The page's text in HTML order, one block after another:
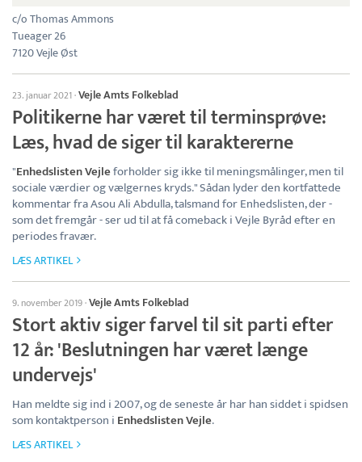
c/o Thomas Ammons
Tueager 26
7120 Vejle Øst
23. januar 2021·Vejle Amts Folkeblad
Politikerne har været til terminsprøve:
Læs, hvad de siger til karaktererne
"Enhedslisten Vejleforholder sig ikke til meningsmålinger, men til
sociale værdier og vælgernes kryds." Sådan lyder den kortfattede
kommentar fra Asou Ali Abdulla, talsmand for Enhedslisten, der -
som det fremgår - ser ud til at få comeback i Vejle Byråd efter en
periodes fravær.
LÆS ARTIKEL
9. november 2019·Vejle Amts Folkeblad
Stort aktiv siger farvel til sit parti efter
12 år: 'Beslutningen har været længe
undervejs'
Han meldte sig ind i 2007, og de seneste år har han siddet i spidsen
som kontaktperson i Enhedslisten Vejle.
LÆS ARTIKEL